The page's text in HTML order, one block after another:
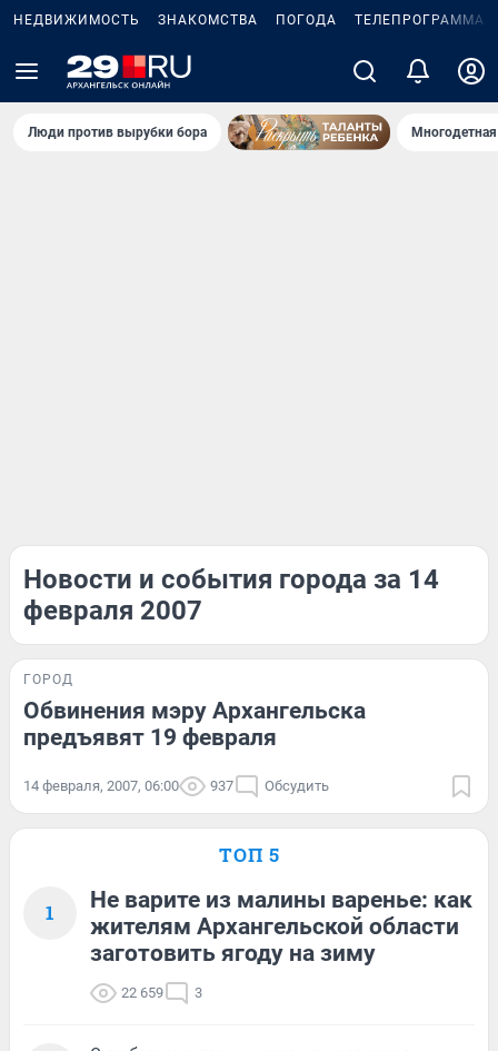
НЕДВИЖИМОСТЬ ЗНАКОМСТВА ПОГОДА ТЕЛЕПРОГРАММА
Люди против вырубки бора
Новости и события города за 14
февраля 2007
ГОРОД
Обвинения мэру Архангельска
предъявят 19 февраля
14 февраля, 2007, 06:00 937 Обсудить
ТОП 5
1
Не варите из малины варенье: как
жителям Архангельской области
заготовить ягоду на зиму
22 659 3